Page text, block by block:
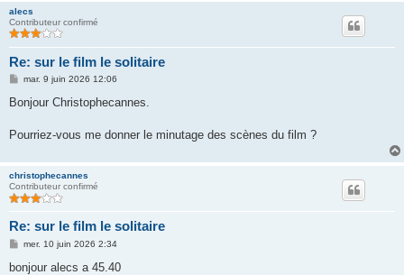
alecs
Contributeur confirmé
Re: sur le film le solitaire
M
s
g
mar. 9 juin 2026 12:06
Bonjour Christophecannes.
Pourriez-vous me donner le minutage des scènes du film ?
christophecannes
Contributeur confirmé
Re: sur le film le solitaire
M
s
mer. 10 juin 2026 2:34
bonjour alecs a 45.40